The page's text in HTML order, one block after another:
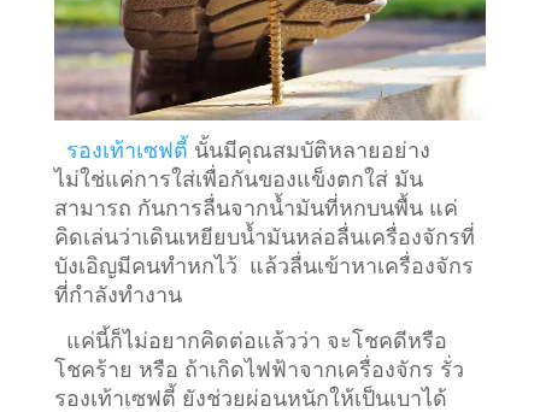
รองเท้าเซฟตี้ นั้นมีคุณสมบัติหลายอย่าง
ไม่ใช่แค่การใส่เพื่อกันของแข็งตกใส่ มัน
สามารถ กันการลื่นจากน้ำมันที่หกบนพื้น แค่
คิดเล่นว่าเดินเหยียบน้ำมันหล่อลื่นเครื่องจักรที่
บังเอิญมีคนทำหกไว้ แล้วลื่นเข้าหาเครื่องจักร
ที่กำลังทำงาน
แค่นี้ก็ไม่อยากคิดต่อแล้วว่า จะโชคดีหรือ
โชคร้าย หรือ ถ้าเกิดไฟฟ้าจากเครื่องจักร รั่ว
รองเท้าเซฟตี้ ยังช่วยผ่อนหนักให้เป็นเบาได้